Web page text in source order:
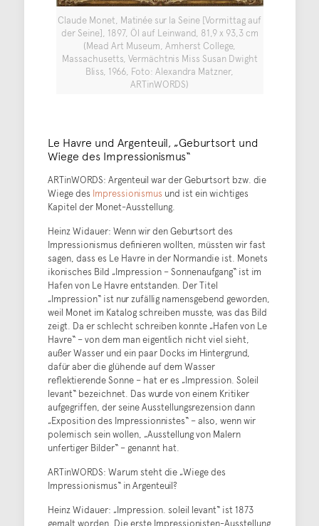
Claude Monet, Matinée sur la Seine [Vormittag auf
der Seine], 1897, Öl auf Leinwand, 81,9 x 93,3 cm
(Mead Art Museum, Amherst College,
Massachusetts, Vermächtnis Miss Susan Dwight
Bliss, 1966, Foto: Alexandra Matzner,
ARTinWORDS)
Le Havre und Argenteuil, „Geburtsort und
Wiege des Impressionismus“
ARTinWORDS: Argenteuil war der Geburtsort bzw. die
Wiege des Impressionismus und ist ein wichtiges
Kapitel der Monet-Ausstellung.
Heinz Widauer: Wenn wir den Geburtsort des
Impressionismus definieren wollten, müssten wir fast
sagen, dass es Le Havre in der Normandie ist. Monets
ikonisches Bild „Impression – Sonnenaufgang“ ist im
Hafen von Le Havre entstanden. Der Titel
„Impression“ ist nur zufällig namensgebend geworden,
weil Monet im Katalog schreiben musste, was das Bild
zeigt. Da er schlecht schreiben konnte „Hafen von Le
Havre“ – von dem man eigentlich nicht viel sieht,
außer Wasser und ein paar Docks im Hintergrund,
dafür aber die glühende auf dem Wasser
reflektierende Sonne – hat er es „Impression. Soleil
levant“ bezeichnet. Das wurde von einem Kritiker
aufgegriffen, der seine Ausstellungsrezension dann
„Exposition des Impressionnistes“ – also, wenn wir
polemisch sein wollen, „Ausstellung von Malern
unfertiger Bilder“ – genannt hat.
ARTinWORDS: Warum steht die „Wiege des
Impressionismus“ in Argenteuil?
Heinz Widauer: „Impression. soleil levant“ ist 1873
gemalt worden. Die erste Impressionisten-Ausstellung